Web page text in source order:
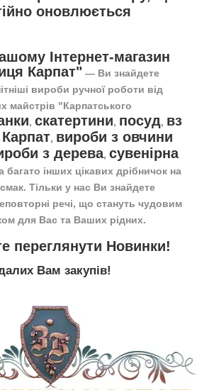
оновлюється
Інтернет-магазин
Карпат" ― Ви знайдете
вироби ручної роботи від
майстрів "Карпатського
, скатертини, посуд, вз
, вироби з овчини
з дерева, сувенірна
багато інших цікавих дрібничок на
Тільки у нас Ви знайдете
речі, що стануть чудовим
для Вас та Ваших рідних.
переглянути Новинки!
Вам закупів!